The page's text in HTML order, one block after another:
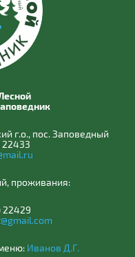
г.о., пос. Заповедный
22433
проживания:
22429
Иванов Д.Г.